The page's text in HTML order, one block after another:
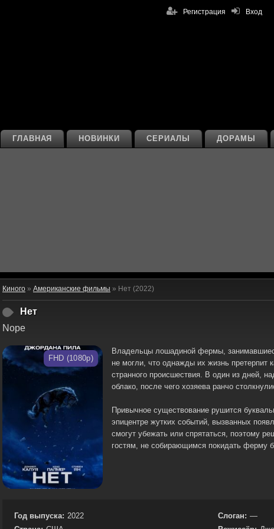
Вход
Регистрация
ДОРАМЫ
СЕРИАЛЫ
НОВИНКИ
ГЛАВНАЯ
Киного » Американские фильмы » Нет (2022)
Нет
Nope
FHD (1080p)
Владельцы лошадиной фермы,
не могли, что однажды их жизнь претерпит
странного происшествия. В один из дней,
облако, после чего хозяева ранчо
Привычное существование рушится
эпицентре жутких событий, вызванных
смогут убежать или спрятаться, поэтому
гостям, не собирающимся покидать ферму
Год выпуска: 2022
Слоган: —